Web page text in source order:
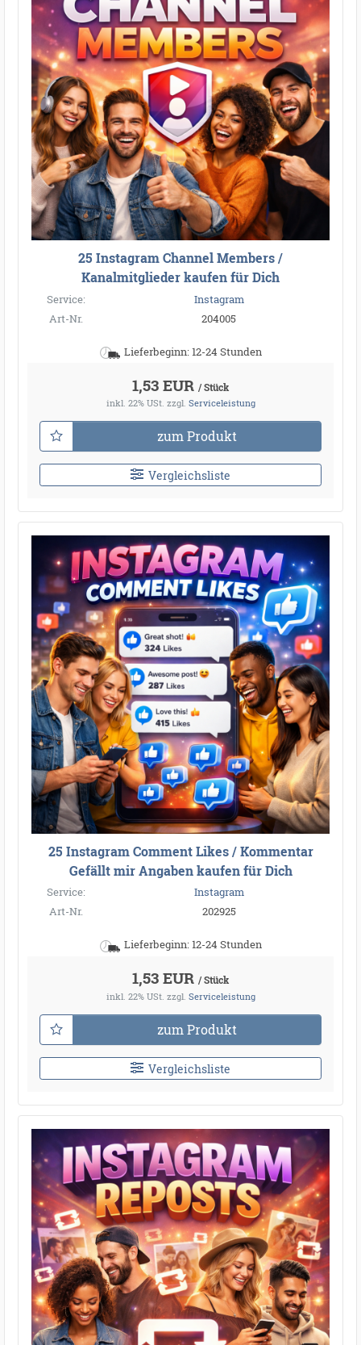
25 Instagram Channel Members /
Kanalmitglieder kaufen für Dich
Service:
Instagram
Art-Nr.
204005
Lieferbeginn: 12-24 Stunden
1,53 EUR / Stück
inkl. 22% USt. zzgl. Serviceleistung
zum Produkt
Vergleichsliste
25 Instagram Comment Likes / Kommentar
Gefällt mir Angaben kaufen für Dich
Service:
Instagram
Art-Nr.
202925
Lieferbeginn: 12-24 Stunden
1,53 EUR / Stück
inkl. 22% USt. zzgl. Serviceleistung
zum Produkt
Vergleichsliste